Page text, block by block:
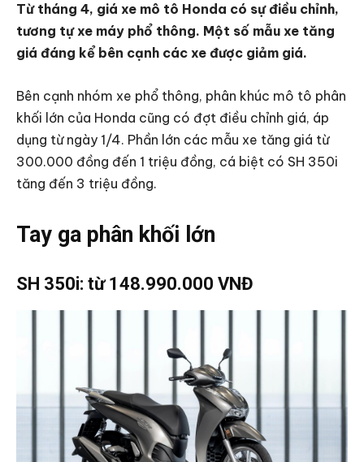
Từ tháng 4, giá xe mô tô Honda có sự điều chỉnh,
tương tự xe máy phổ thông. Một số mẫu xe tăng
giá đáng kể bên cạnh các xe được giảm giá.
Bên cạnh nhóm xe phổ thông, phân khúc mô tô phân
khối lớn của Honda cũng có đợt điều chỉnh giá, áp
dụng từ ngày 1/4. Phần lớn các mẫu xe tăng giá từ
300.000 đồng đến 1 triệu đồng, cá biệt có SH 350i
tăng đến 3 triệu đồng.
Tay ga phân khối lớn
SH 350i: từ 148.990.000 VNĐ